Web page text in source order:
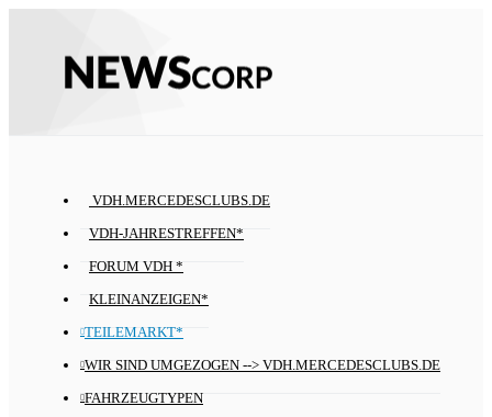
VDH.MERCEDESCLUBS.DE
VDH-JAHRESTREFFEN*
FORUM VDH *
KLEINANZEIGEN*
TEILEMARKT*
WIR SIND UMGEZOGEN --> VDH.MERCEDESCLUBS.DE
FAHRZEUGTYPEN